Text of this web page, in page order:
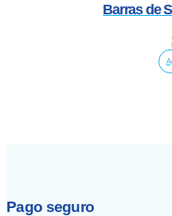
Barras de
Pago seguro